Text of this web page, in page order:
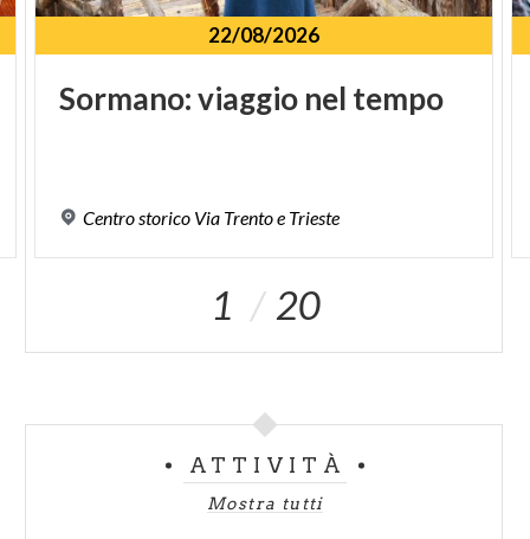
22/08/2026
Sormano:viaggio nel tempo
Centro storico Via Trentoe Trieste
1 20
ATTIVITÀ
Mostra tutti